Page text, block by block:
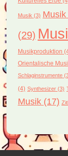
Musik (3) Musik
(29)
Musikproduktion
Orientalische
Schlaginstrumente
(4) Synthesizer(3)
Musik(17)